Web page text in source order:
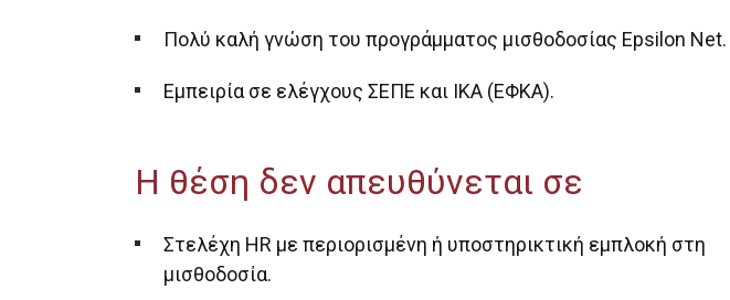
Πολύ καλή γνώση του προγράμματος μισθοδοσίας Epsilon Net.
Εμπειρία σε ελέγχους ΣΕΠΕ και ΙΚΑ (ΕΦΚΑ).
Η θέση δεν απευθύνεται σε
Στελέχη HR με περιορισμένη ή υποστηρικτική εμπλοκή στη
μισθοδοσία.